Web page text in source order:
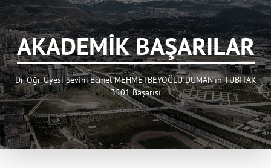
AKADEMİK BAŞARILAR
Dr. Öğr. Üyesi Sevim Ecmel MEHMETBEYOĞLU DUMAN'ın TÜBİTAK
3501 Başarısı